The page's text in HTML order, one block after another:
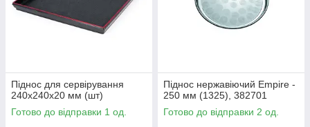
Піднос для сервірування
240х240х20 мм (шт)
Готово до відправки 1 од.
Піднос нержавіючий Empire -
250 мм (1325), 382701
Готово до відправки 2 од.